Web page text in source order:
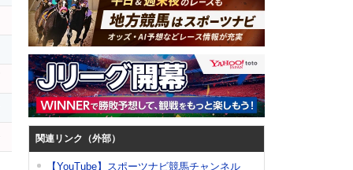
関連リンク（外部）
【YouTube】スポーツナビ競馬チャンネル